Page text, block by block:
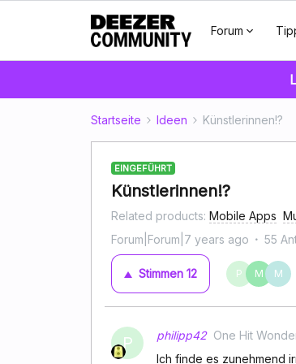
Forum
Startseite Ideen Künstlerinnen!?
EINGEFÜHRT
Künstlerinnen!?
Related products: Mobile Apps
Forum|Forum|7 years ago
55
Stimmen 12 P M M
P philipp42 One Hit
Ich finde es zunehmend